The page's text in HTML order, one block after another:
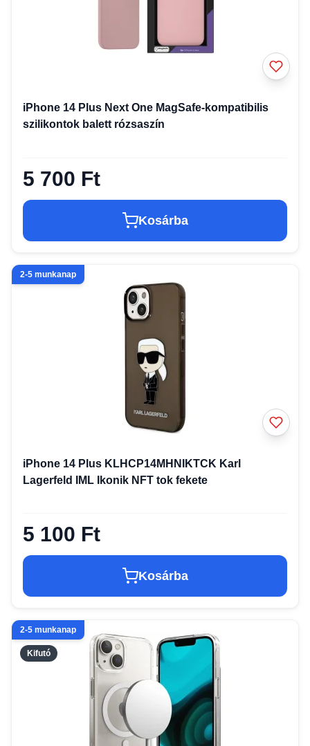
iPhone 14 Plus Next One MagSafe-kompatibilis
szilikontok balett rózsaszín
5 700 Ft
Kosárba
2-5 munkanap
iPhone 14 Plus KLHCP14MHNIKTCK Karl
Lagerfeld IML Ikonik NFT tok fekete
5 100 Ft
Kosárba
Kifutó
2-5 munkanap